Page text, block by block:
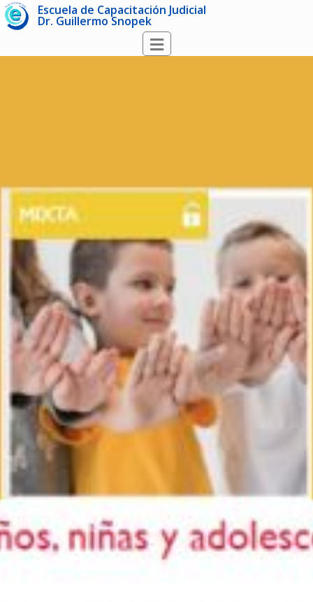
Escuela de Capacitación Judicial
Dr. Guillermo Snopek